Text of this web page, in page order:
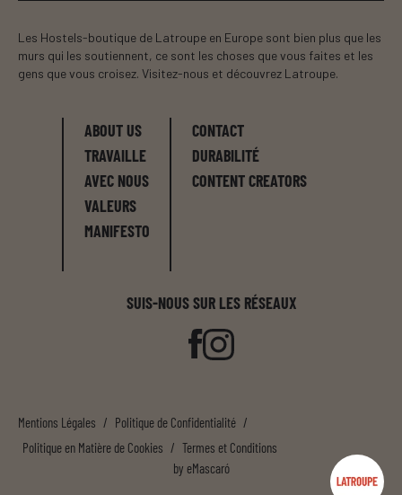
Les Hostels-boutique de Latroupe en Europe sont bien plus que les
murs qui les soutiennent, ce sont les choses que vous faites et les
gens que vous croisez. Visitez-nous et découvrez Latroupe.
ABOUT US
TRAVAILLE
AVEC NOUS
VALEURS
MANIFESTO
CONTACT
DURABILITÉ
CONTENT CREATORS
SUIS-NOUS SUR LES RÉSEAUX
Mentions Légales / Politique de Confidentialité /
Politique en Matière de Cookies / Termes et Conditions
by eMascaró